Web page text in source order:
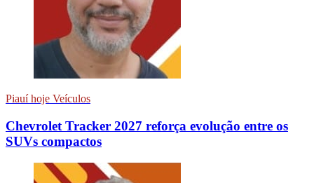
Piauí hoje Veículos
Chevrolet Tracker 2027 reforça evolução entre os
SUVs compactos